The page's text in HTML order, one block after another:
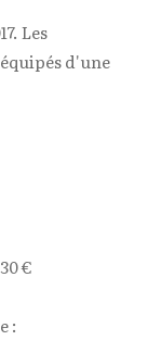
Les
d'une
€
: